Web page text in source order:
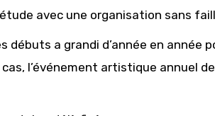
avec une organisation sans
a grandi d’année en année
l’événement artistique annuel